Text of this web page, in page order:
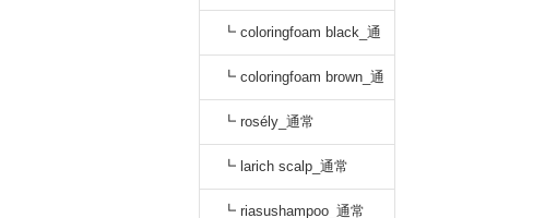
dr_通常
┗ coloringfoam black_通
常
┗ coloringfoam brown_通
常
┗ rosély_通常
┗ larich scalp_通常
┗ riasushampoo_通常